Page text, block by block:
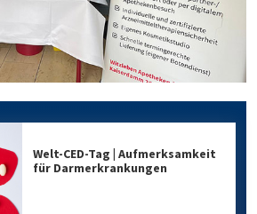
Welt-CED-Tag | Aufmerksamkeit
für Darmerkrankungen